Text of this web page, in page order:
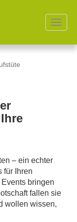
– ein echter
für Ihren
bringen
fallen sie
wollen wissen,